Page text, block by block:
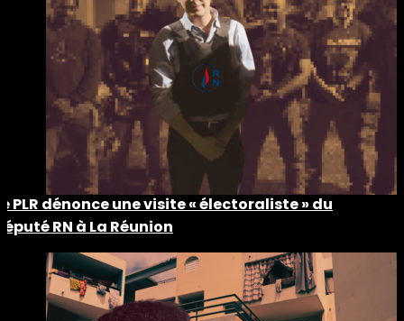
PLR dénonce une visite « électoraliste » du
RN à La Réunion